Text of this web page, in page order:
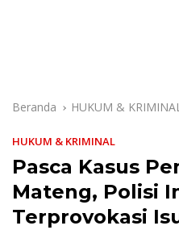
Beranda HUKUM &
HUKUM & KRIMINAL
Pasca Kasus
Mateng, Polisi
Terprovokasi